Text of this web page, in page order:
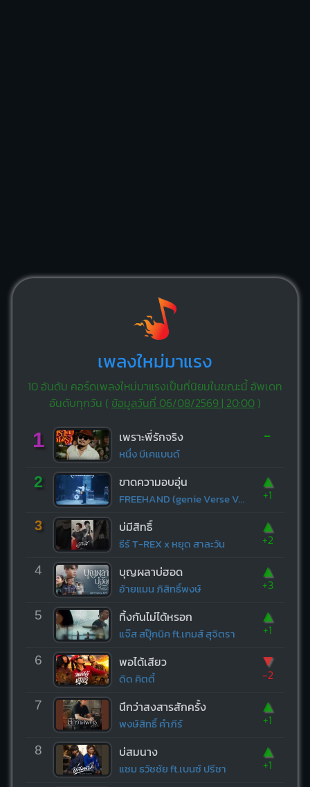
เพลงใหม่มาแรง
10 อันดับ คอร์ดเพลงใหม่มาแรงเป็นที่นิยมในขณะนี้ อัพเดท
อันดับทุกวัน ( ข้อมูลวันที่ 06/08/2569 | 20:00)
1 เพราะพี่รักจริง
หนึ่ง บีเคแบนด์
-
2 ขาดความอบอุ่น
FREEHAND (genie Verse Vol.1)
▲
+1
3 บ่มีสิทธิ์
ธีร์ T-REX x หยุด สาละวัน
▲
+2
4 บุญผลาบ่ฮอด
อ้ายแมน ภิสิทธิ์พงษ์
▲
+3
5 ทิ้งกันไม่ได้หรอก
แจ๊ส สปุ๊กนิค ft.เกมส์ สุจิตรา
▲
+1
6 พอได้เสียว
ดิด คิตตี้
▼
-2
7 นึกว่าสงสารสักครั้ง
พงษ์สิทธิ์ คำภีร์
▲
+1
8 บ่สมนาง
แซม ธวัชชัย ft.เบนซ์ ปรีชา
▲
+1